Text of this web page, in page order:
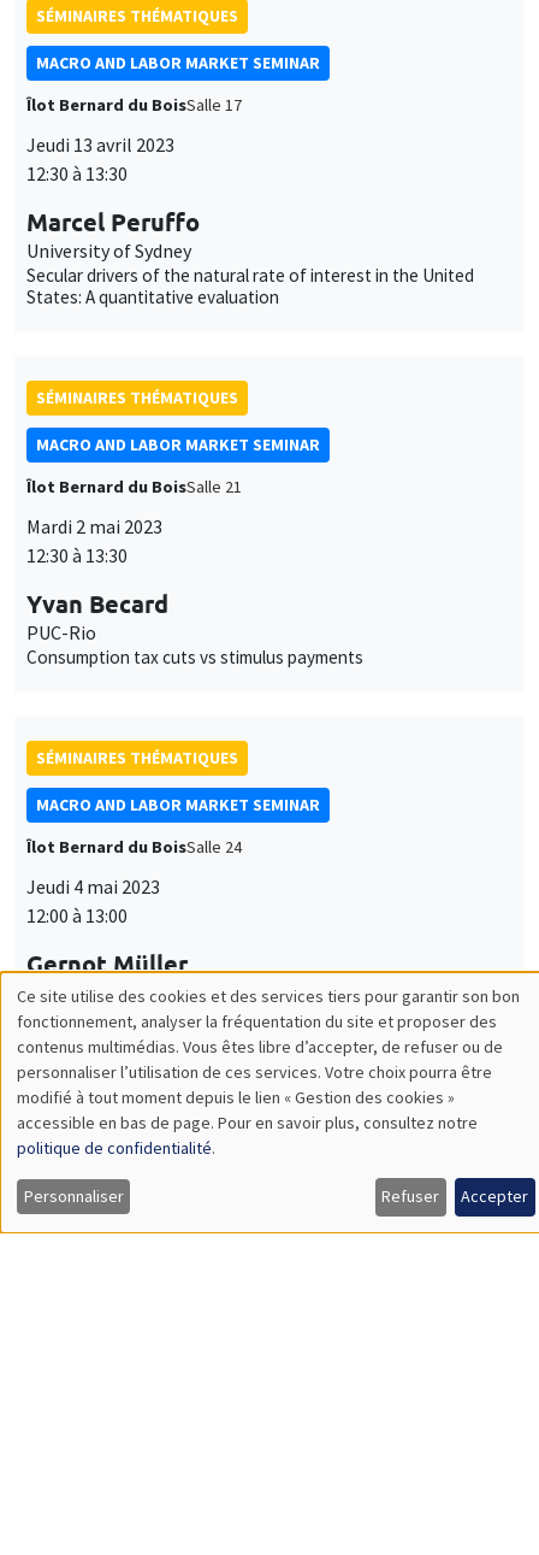
SÉMINAIRES THÉMATIQUES
MACRO AND LABOR MARKET SEMINAR
Îlot Bernard du BoisSalle 17
Jeudi 13 avril 2023
12:30 à 13:30
Marcel Peruffo
University of Sydney
Secular drivers of the natural rate of interest in the United
States: A quantitative evaluation
SÉMINAIRES THÉMATIQUES
MACRO AND LABOR MARKET SEMINAR
Îlot Bernard du BoisSalle 21
Mardi 2 mai 2023
12:30 à 13:30
Yvan Becard
PUC-Rio
Consumption tax cuts vs stimulus payments
SÉMINAIRES THÉMATIQUES
MACRO AND LABOR MARKET SEMINAR
Îlot Bernard du BoisSalle 24
Jeudi 4 mai 2023
12:00 à 13:00
Gernot Müller
University of Tübingen
The Gravity of War
SÉMINAIRES THÉMATIQUES
ECONOMIC THEORY SEMINAR
Îlot Bernard du Bois